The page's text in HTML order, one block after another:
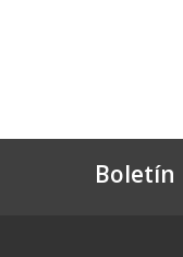
Boletín